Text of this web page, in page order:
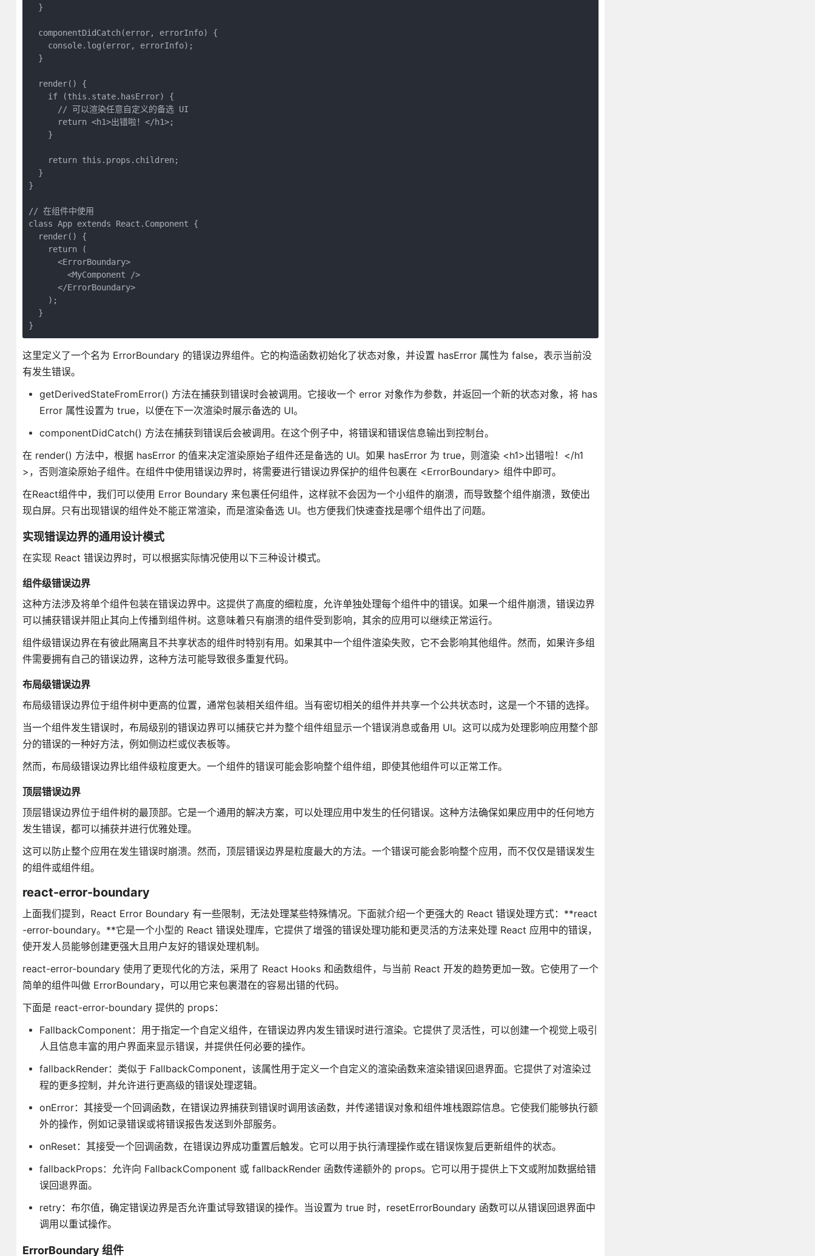
  }
  componentDidCatch(error, errorInfo) {
    console.log(error, errorInfo);
  }
  render() {
    if (this.state.hasError) {
      // 可以渲染任意自定义的备选 UI
      return <h1>出错啦！</h1>;
    }
    return this.props.children;
  }
}
// 在组件中使用
class App extends React.Component {
  render() {
    return (
      <ErrorBoundary>
        <MyComponent />
      </ErrorBoundary>
    );
  }
}
这里定义了一个名为 ErrorBoundary 的错误边界组件。它的构造函数初始化了状态对象，并设置 hasError 属性为 false，表示当前没
有发生错误。
getDerivedStateFromError() 方法在捕获到错误时会被调用。它接收一个 error 对象作为参数，并返回一个新的状态对象，将 has
Error 属性设置为 true，以便在下一次渲染时展示备选的 UI。
componentDidCatch() 方法在捕获到错误后会被调用。在这个例子中，将错误和错误信息输出到控制台。
在 render() 方法中，根据 hasError 的值来决定渲染原始子组件还是备选的 UI。如果 hasError 为 true，则渲染 <h1>出错啦！</h1
>，否则渲染原始子组件。在组件中使用错误边界时，将需要进行错误边界保护的组件包裹在 <ErrorBoundary> 组件中即可。
在React组件中，我们可以使用 Error Boundary 来包裹任何组件，这样就不会因为一个小组件的崩溃，而导致整个组件崩溃，致使出
现白屏。只有出现错误的组件处不能正常渲染，而是渲染备选 UI。也方便我们快速查找是哪个组件出了问题。
实现错误边界的通用设计模式
在实现 React 错误边界时，可以根据实际情况使用以下三种设计模式。
组件级错误边界
这种方法涉及将单个组件包装在错误边界中。这提供了高度的细粒度，允许单独处理每个组件中的错误。如果一个组件崩溃，错误边界
可以捕获错误并阻止其向上传播到组件树。这意味着只有崩溃的组件受到影响，其余的应用可以继续正常运行。
组件级错误边界在有彼此隔离且不共享状态的组件时特别有用。如果其中一个组件渲染失败，它不会影响其他组件。然而，如果许多组
件需要拥有自己的错误边界，这种方法可能导致很多重复代码。
布局级错误边界
布局级错误边界位于组件树中更高的位置，通常包装相关组件组。当有密切相关的组件并共享一个公共状态时，这是一个不错的选择。
当一个组件发生错误时，布局级别的错误边界可以捕获它并为整个组件组显示一个错误消息或备用 UI。这可以成为处理影响应用整个部
分的错误的一种好方法，例如侧边栏或仪表板等。
然而，布局级错误边界比组件级粒度更大。一个组件的错误可能会影响整个组件组，即使其他组件可以正常工作。
顶层错误边界
顶层错误边界位于组件树的最顶部。它是一个通用的解决方案，可以处理应用中发生的任何错误。这种方法确保如果应用中的任何地方
发生错误，都可以捕获并进行优雅处理。
这可以防止整个应用在发生错误时崩溃。然而，顶层错误边界是粒度最大的方法。一个错误可能会影响整个应用，而不仅仅是错误发生
的组件或组件组。
react-error-boundary
上面我们提到，React Error Boundary 有一些限制，无法处理某些特殊情况。下面就介绍一个更强大的 React 错误处理方式：**react
-error-boundary。**它是一个小型的 React 错误处理库，它提供了增强的错误处理功能和更灵活的方法来处理 React 应用中的错误，
使开发人员能够创建更强大且用户友好的错误处理机制。
react-error-boundary 使用了更现代化的方法，采用了 React Hooks 和函数组件，与当前 React 开发的趋势更加一致。它使用了一个
简单的组件叫做 ErrorBoundary，可以用它来包裹潜在的容易出错的代码。
下面是 react-error-boundary 提供的 props：
FallbackComponent：用于指定一个自定义组件，在错误边界内发生错误时进行渲染。它提供了灵活性，可以创建一个视觉上吸引
人且信息丰富的用户界面来显示错误，并提供任何必要的操作。
fallbackRender：类似于 FallbackComponent，该属性用于定义一个自定义的渲染函数来渲染错误回退界面。它提供了对渲染过
程的更多控制，并允许进行更高级的错误处理逻辑。
onError：其接受一个回调函数，在错误边界捕获到错误时调用该函数，并传递错误对象和组件堆栈跟踪信息。它使我们能够执行额
外的操作，例如记录错误或将错误报告发送到外部服务。
onReset：其接受一个回调函数，在错误边界成功重置后触发。它可以用于执行清理操作或在错误恢复后更新组件的状态。
fallbackProps：允许向 FallbackComponent 或 fallbackRender 函数传递额外的 props。它可以用于提供上下文或附加数据给错
误回退界面。
retry：布尔值，确定错误边界是否允许重试导致错误的操作。当设置为 true 时，resetErrorBoundary 函数可以从错误回退界面中
调用以重试操作。
ErrorBoundary 组件